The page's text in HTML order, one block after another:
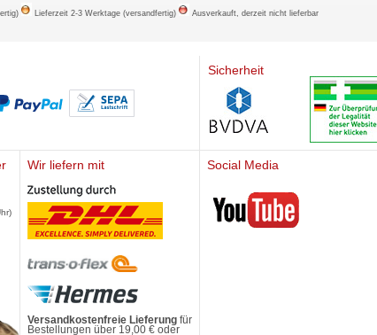
Lieferzeit 2-3 Werktage (versandfertig) Ausverkauft, derzeit nicht lieferbar
Sicherheit
Wir liefern mit
Versandkostenfreie Lieferungfür
Bestellungen über 19,00 € oder
Social Media
Mediherz